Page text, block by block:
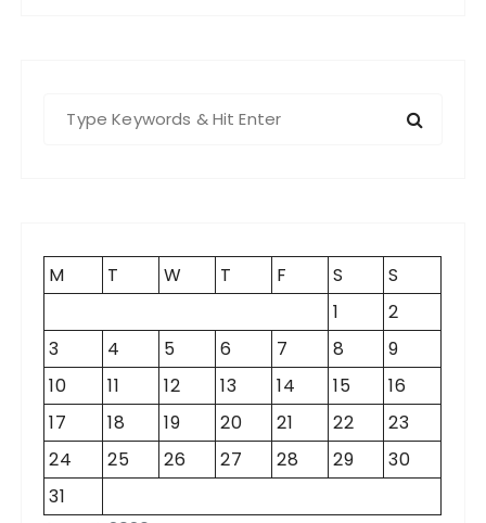
o
M T W T F S
S
1
2
3
4 5 6 7 8
9
10
11 12 13 14 15
16
17
18 19 20 21 22
23
24
25 26 27 28 29
30
31